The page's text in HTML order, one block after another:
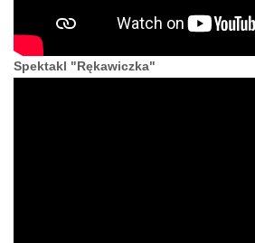
Spektakl "Rękawiczka"